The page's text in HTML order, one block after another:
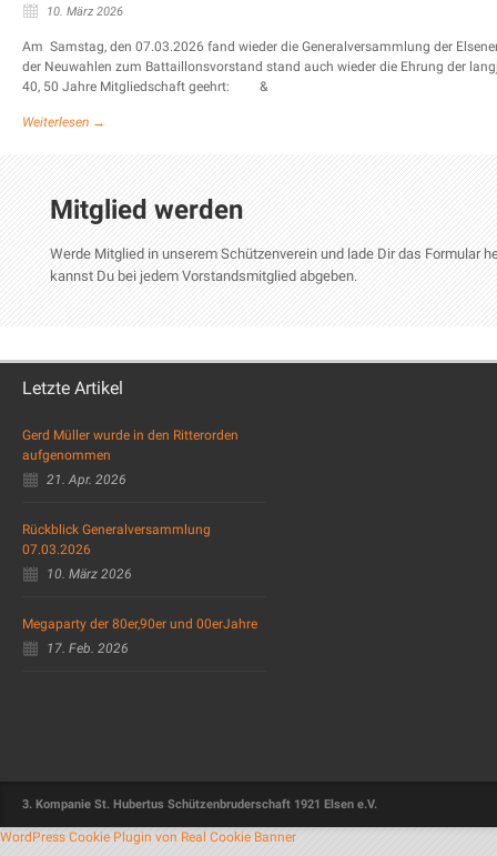
10. März 2026
Am Samstag, den 07.03.2026 fand wieder die Generalversammlung der
der Neuwahlen zum Battaillonsvorstand stand auch wieder die Ehrung der
40, 50 Jahre Mitgliedschaft geehrt: &
Weiterlesen →
Mitglied werden
Werde Mitglied in unserem Schützenverein und lade Dir das Formular
kannst Du bei jedem Vorstandsmitglied abgeben.
Letzte Artikel
Gerd Müller wurde in den Ritterorden
aufgenommen
21. Apr. 2026
Rückblick Generalversammlung
07.03.2026
10. März 2026
Megaparty der 80er,90er und 00erJahre
17. Feb. 2026
3. Kompanie St. Hubertus Schützenbruderschaft 1921 Elsen e.V.
WordPress Cookie Plugin von Real Cookie Banner